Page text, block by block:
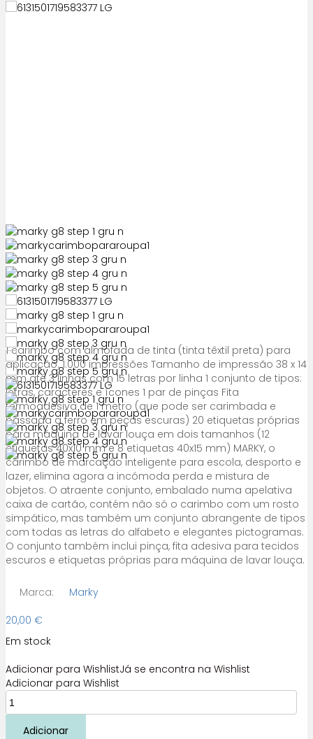
1 carimbo com almofada de tinta (tinta têxtil preta) para
aplicação. 1.000 impressões Tamanho de impressão 38 x 14
mm até 3 linhas com 15 letras por linha 1 conjunto de tipos:
letras, caracteres e ícones 1 par de pinças Fita
termoadesiva de 1 metro (que pode ser carimbada e
passada a ferro em peças escuras) 20 etiquetas próprias
para máquina de lavar louça em dois tamanhos (12
etiquetas 40x10 mm e 8 etiquetas 40x15 mm) MARKY, o
carimbo de marcação inteligente para escola, desporto e
lazer, elimina agora a incómoda perda e mistura de
objetos. O atraente conjunto, embalado numa apelativa
caixa de cartão, contém não só o carimbo com um rosto
simpático, mas também um conjunto abrangente de tipos
com todas as letras do alfabeto e elegantes pictogramas.
O conjunto também inclui pinça, fita adesiva para tecidos
escuros e etiquetas próprias para máquina de lavar louça.
Marca:
Marky
20,00 €
Em stock
Adicionar para WishlistJá se encontra na Wishlist
Adicionar para Wishlist
Quantidade
de
MARKYAdicionar